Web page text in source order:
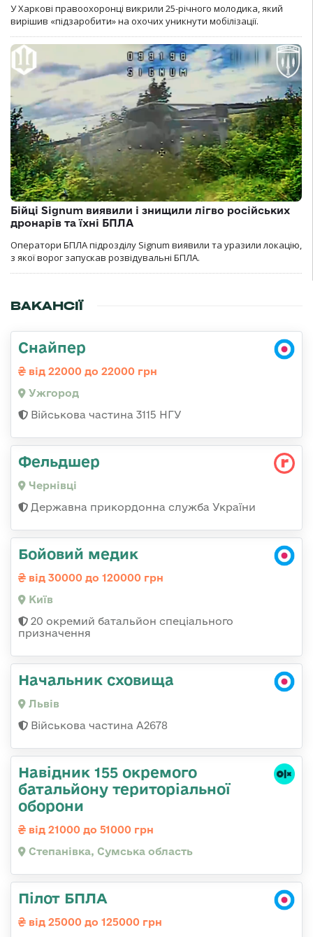
У Харкові правоохоронці викрили 25-річного молодика, який
вирішив «підзаробити» на охочих уникнути мобілізації.
Бійці Signum виявили і знищили лігво російських
дронарів та їхні БПЛА
Оператори БПЛА підрозділу Signum виявили та уразили локацію,
з якої ворог запускав розвідувальні БПЛА.
ВАКАНСІЇ
Снайпер
від 22000 до 22000 грн
Ужгород
Військова частина 3115 НГУ
Фельдшер
Чернівці
Державна прикордонна служба України
Бойовий медик
від 30000 до 120000 грн
Київ
20 окремий батальйон спеціального
призначення
Начальник сховища
Львів
Військова частина А2678
Навідник 155 окремого
батальйону територіальної
оборони
від 21000 до 51000 грн
Степанівка, Сумська область
Пілот БПЛА
від 25000 до 125000 грн